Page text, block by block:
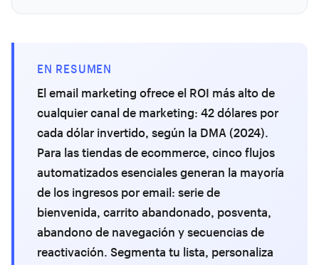
EN RESUMEN
El email marketing ofrece el ROI más alto de
cualquier canal de marketing: 42 dólares por
cada dólar invertido, según la DMA (2024).
Para las tiendas de ecommerce, cinco flujos
automatizados esenciales generan la mayoría
de los ingresos por email: serie de
bienvenida, carrito abandonado, posventa,
abandono de navegación y secuencias de
reactivación. Segmenta tu lista, personaliza